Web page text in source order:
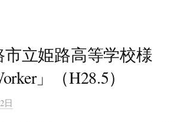
立姫路高等学校様
」（H28.5）
日